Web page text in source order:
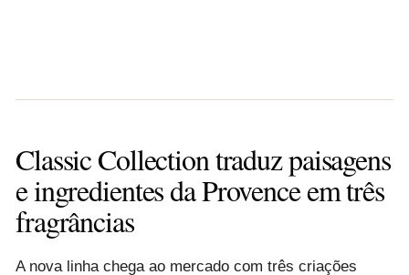
Classic Collection traduz paisagens
e ingredientes da Provence em três
fragrâncias
A nova linha chega ao mercado com três criações